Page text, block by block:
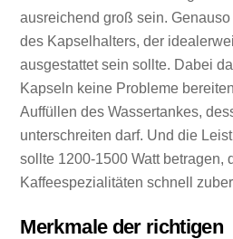
ausreichend groß sein.
des Kapselhalters, der
ausgestattet sein sollte. Dabei
Kapseln keine Probleme
Auffüllen des Wassertankes,
unterschreiten darf. Und die
sollte 1200-1500 Watt betragen,
Kaffeespezialitäten schnell
Merkmale der richtigen